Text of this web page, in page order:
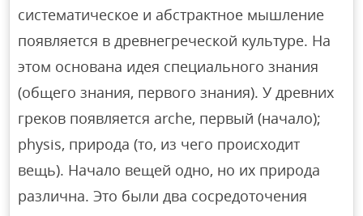
систематическое и абстрактное мышление
появляется в древнегреческой культуре. На
этом основана идея специального знания
(общего знания, первого знания). У древних
греков появляется arche, первый (начало);
physis, природа (то, из чего происходит
вещь). Начало вещей одно, но их природа
различна. Это были два сосредоточения